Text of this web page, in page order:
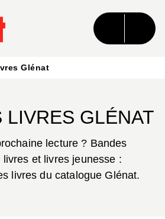
CONTENU
Glénat
LIVRES GLÉNAT
lecture ? Bandes
et livres jeunesse :
livres du catalogue Glénat.